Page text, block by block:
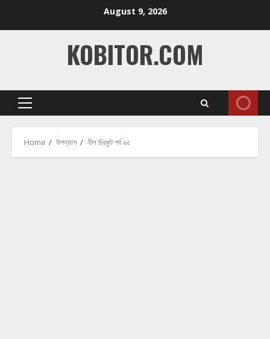
August 9, 2026
KOBITOR.COM
Primary
Home উপন্যাস নীল চিরকুট পর্ব ৬৫